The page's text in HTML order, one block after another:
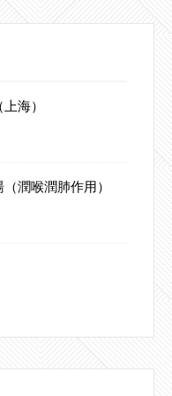
海）
潤喉潤肺作用）